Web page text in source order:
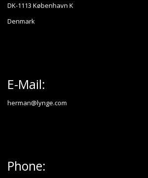
DK-1113 København K
Denmark
E-Mail:
herman@lynge.com
Phone: